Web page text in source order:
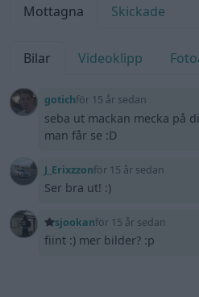
Mottagna Skickade
Bilar Videoklipp
gotichför 15 år sedan
seba ut mackan mecka på
man får se :D
J_Erixzzonför 15 år sedan
Ser bra ut! :)
sjookanför 15 år sedan
fiint :) mer bilder? :p